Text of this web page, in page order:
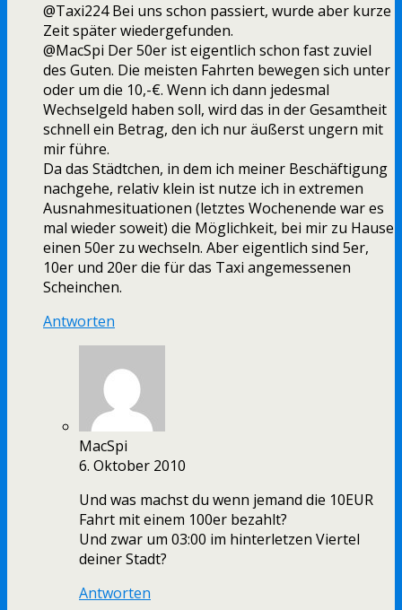
@Taxi224 Bei uns schon passiert, wurde aber kurze
Zeit später wiedergefunden.
@MacSpi Der 50er ist eigentlich schon fast zuviel
des Guten. Die meisten Fahrten bewegen sich unter
oder um die 10,-€. Wenn ich dann jedesmal
Wechselgeld haben soll, wird das in der Gesamtheit
schnell ein Betrag, den ich nur äußerst ungern mit
mir führe.
Da das Städtchen, in dem ich meiner Beschäftigung
nachgehe, relativ klein ist nutze ich in extremen
Ausnahmesituationen (letztes Wochenende war es
mal wieder soweit) die Möglichkeit, bei mir zu Hause
einen 50er zu wechseln. Aber eigentlich sind 5er,
10er und 20er die für das Taxi angemessenen
Scheinchen.
Antworten
MacSpi
6. Oktober 2010
Und was machst du wenn jemand die 10EUR
Fahrt mit einem 100er bezahlt?
Und zwar um 03:00 im hinterletzen Viertel
deiner Stadt?
Antworten